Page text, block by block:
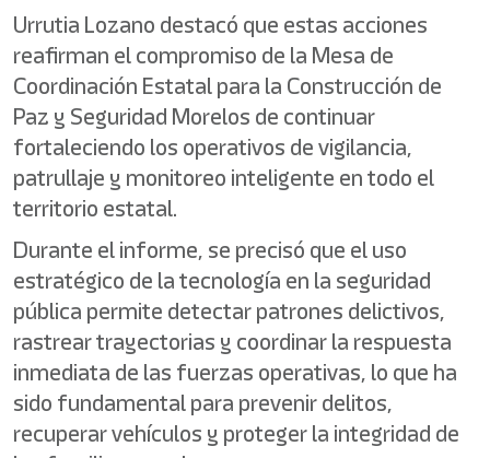
Urrutia Lozano destacó que estas acciones
reafirman el compromiso de la Mesa de
Coordinación Estatal para la Construcción de
Paz y Seguridad Morelos de continuar
fortaleciendo los operativos de vigilancia,
patrullaje y monitoreo inteligente en todo el
territorio estatal.
Durante el informe, se precisó que el uso
estratégico de la tecnología en la seguridad
pública permite detectar patrones delictivos,
rastrear trayectorias y coordinar la respuesta
inmediata de las fuerzas operativas, lo que ha
sido fundamental para prevenir delitos,
recuperar vehículos y proteger la integridad de